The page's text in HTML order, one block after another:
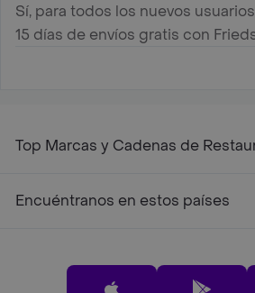
Sí, para todos los nuevos
15 días de envíos gratis con
Top Marcas y Cadenas de
Encuéntranos en estos países